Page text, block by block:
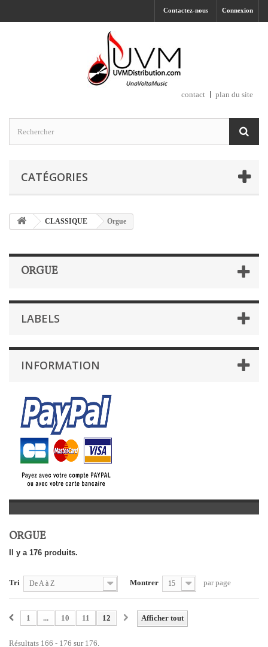
Connexion
Contactez-nous
contact plan du site
CATÉGORIES
CLASSIQUE Orgue
ORGUE
LABELS
INFORMATION
ORGUE
Il y a 176 produits.
Tri De A à Z Montrer 15 par page
Afficher tout
1 ... 10 11 12
Résultats 166 - 176 sur 176.